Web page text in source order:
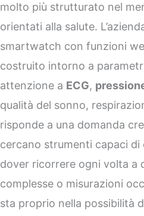
molto più strutturato nel
orientati alla salute.
smartwatch con funzioni
costruito intorno a
attenzione a ECG,
qualità del sonno,
risponde a una domanda
cercano strumenti capaci
dover ricorrere ogni volta a
complesse o misurazioni
sta proprio nella possibilità